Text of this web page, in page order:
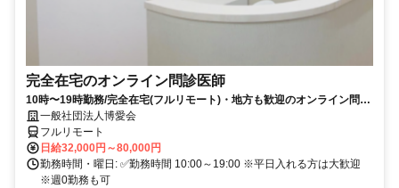
完全在宅のオンライン問診医師
10時〜19時勤務/完全在宅(フルリモート)・地方も歓迎のオンライン問診
業務一般社団法人博愛会
フルリモート
日給32,000円～80,000円
勤務時間・曜日: ✅勤務時間 10:00～19:00 ※平日入れる方は大歓迎
※週0勤務も可